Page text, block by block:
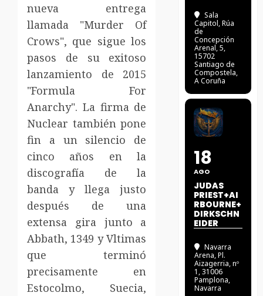
nueva entrega
llamada "Murder Of
Crows", que sigue los
pasos de su exitoso
lanzamiento de 2015
"Formula For
Anarchy". La firma de
Nuclear también pone
fin a un silencio de
cinco años en la
discografía de la
banda y llega justo
después de una
extensa gira junto a
Abbath, 1349 y Vltimas
que terminó
precisamente en
Estocolmo, Suecia,
Sala
Capitol, Rúa
de
Concepción
Arenal, 5,
15702
Santiago de
Compostela,
A Coruña
18
AGO
JUDAS
PRIEST+AI
RBOURNE+
DIRKSCHN
EIDER
Navarra
Arena, Pl.
Aizagerria, nº
1, 31006
Pamplona,
Navarra